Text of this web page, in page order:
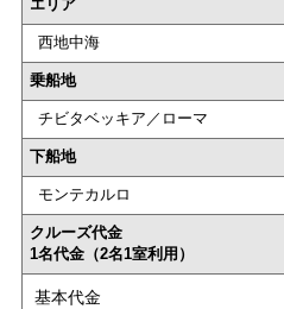
エリア
西地中海
乗船地
チビタベッキア／ローマ
下船地
モンテカルロ
クルーズ代金
1名代金（2名1室利用）
基本代金